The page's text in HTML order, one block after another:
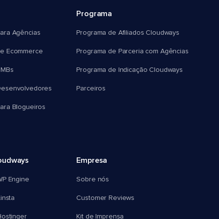
Agências
Ecommerce
Blogueiros
Programa
Programa de Afiliados Cloudways
Programa de Parceria com Agências
Programa de Indicação Cloudways
Parceiros
Engine
Empresa
Sobre nós
Customer Reviews
Kit de Imprensa